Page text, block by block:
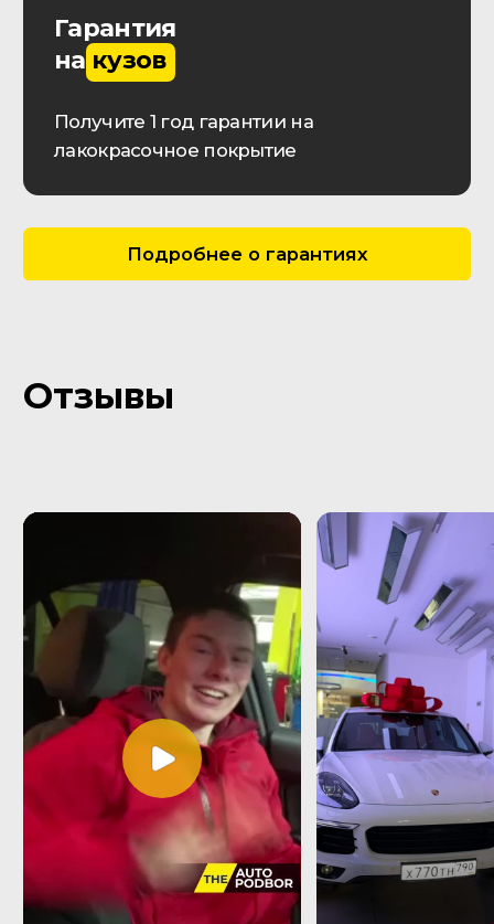
ДОП. УСЛУГИ
Обратная связь
Онлайн оплата
Прайс-лист
Лизинг транспорта
ОСАГО | КАСКО
Все права защищены Copyright © 2016 - 2026.